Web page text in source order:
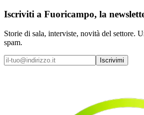
Iscriviti a Fuoricampo, la
Storie di sala, interviste, novità del settore.
spam.
Iscrivimi